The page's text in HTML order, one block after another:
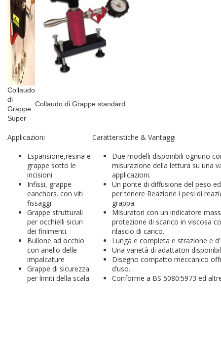
Collaudo
di
Grappe
Super
Collaudo di Grappe standard
Applicazioni
Espansione,resina e
grappe sotto le
incisioni
Infissi, grappe
eanchors. con viti
fissaggi
Grappe strutturali
per occhielli sicuri
dei finimenti.
Bullone ad occhio
con anello delle
impalcature
Grappe di sicurezza
per limiti della scala
Caratteristiche & Vantaggi
Due modelli disponibili ognuno
misurazione della lettura su una
applicazioni.
Un ponte di diffusione del peso
per tenere Reazione i pesi di
grappa.
Misuratori con un indicatore
protezione di scarico in viscosa
rilascio di carico.
Lunga e completa e strazione e
Una varietà di adattatori
Disegno compatto meccanico
d’uso.
Conforme a BS 5080:5973 ed